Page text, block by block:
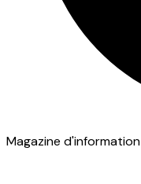
Magazine d'information